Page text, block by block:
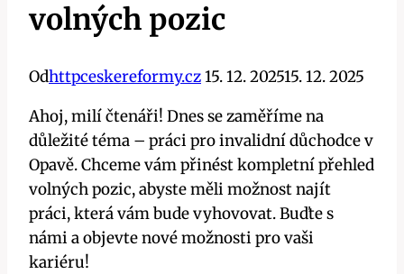
volných pozic
Odhttpceskereformy.cz15. 12. 202515. 12. 2025
Ahoj, milí čtenáři! Dnes se zaměříme na
důležité téma – práci pro invalidní důchodce v
Opavě. Chceme vám přinést kompletní přehled
volných pozic, abyste měli možnost najít
práci, která vám bude vyhovovat. Buďte s
námi a objevte nové možnosti pro vaši
kariéru!